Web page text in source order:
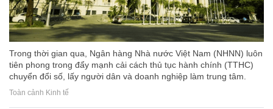
Trong thời gian qua, Ngân hàng Nhà nước Việt Nam (NHNN) luôn
tiên phong trong đẩy mạnh cải cách thủ tục hành chính (TTHC)
chuyển đổi số, lấy người dân và doanh nghiệp làm trung tâm.
Toàn cảnh Kinh tế